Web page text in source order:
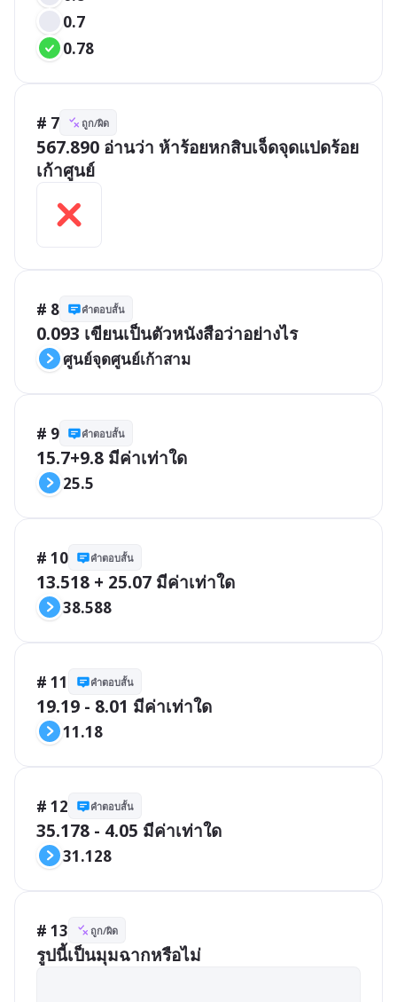
0.7
0.78
# 7 ถูก/ผิด
567.890 อ่านว่า ห้าร้อยหกสิบเจ็ดจุดแปดร้อย
# 8 คำตอบสั้น
0.093 เขียนเป็นตัวหนังสือว่าอย่างไร
ศูนย์จุดศูนย์เก้าสาม
# 9 คำตอบสั้น
15.7+9.8 มีค่าเท่าใด
25.5
# 10 คำตอบสั้น
13.518 + 25.07 มีค่าเท่าใด
38.588
# 11 คำตอบสั้น
19.19 - 8.01 มีค่าเท่าใด
11.18
# 12 คำตอบสั้น
35.178 - 4.05 มีค่าเท่าใด
31.128
# 13 ถูก/ผิด
รูปนี้เป็นมุมฉากหรือไม่